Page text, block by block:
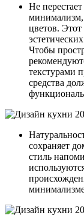
Не
минимализм,
цветов. Этот
Чтобы
текстурами
средства
сохраняет
стиль